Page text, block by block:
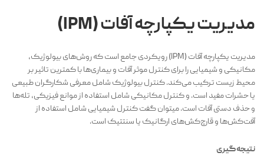
مدیریت یکپارچه آفات (IPM)
مدیریت یکپارچه آفات (IPM) رویکردی جامع است که روش‌های بیولوژیک،
مکانیکی و شیمیایی را برای کنترل موثر آفات و بیماری‌ها با کمترین تاثیر بر
محیط زیست ترکیب می‌کند. کنترل بیولوژیک شامل معرفی شکارگران طبیعی
یا حشرات مفید است. و کنترل مکانیکی شامل استفاده از موانع فیزیکی، تله‌ها
و حذف دستی آفات است. میتوان گفت کنترل شیمیایی شامل استفاده از
آفت‌کش‌ها و قارچ‌کش‌های ارگانیک یا سنتتیک است.
نتیجه‌گیری